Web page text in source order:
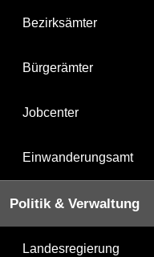
Bezirksämter
Bürgerämter
Jobcenter
Einwanderungsamt
Politik & Verwaltung
Landesregierung